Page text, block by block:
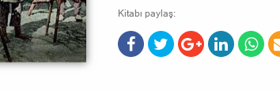
Kitabı paylaş: